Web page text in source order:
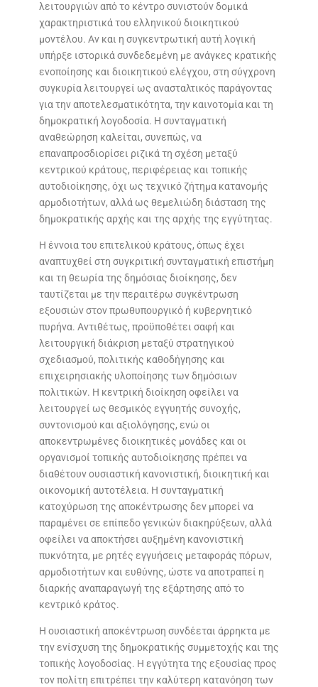
λειτουργιών από το κέντρο συνιστούν δομικά
χαρακτηριστικά του ελληνικού διοικητικού
μοντέλου. Αν και η συγκεντρωτική αυτή λογική
υπήρξε ιστορικά συνδεδεμένη με ανάγκες κρατικής
ενοποίησης και διοικητικού ελέγχου, στη σύγχρονη
συγκυρία λειτουργεί ως ανασταλτικός παράγοντας
για την αποτελεσματικότητα, την καινοτομία και τη
δημοκρατική λογοδοσία. Η συνταγματική
αναθεώρηση καλείται, συνεπώς, να
επαναπροσδιορίσει ριζικά τη σχέση μεταξύ
κεντρικού κράτους, περιφέρειας και τοπικής
αυτοδιοίκησης, όχι ως τεχνικό ζήτημα κατανομής
αρμοδιοτήτων, αλλά ως θεμελιώδη διάσταση της
δημοκρατικής αρχής και της αρχής της εγγύτητας.
Η έννοια του επιτελικού κράτους, όπως έχει
αναπτυχθεί στη συγκριτική συνταγματική επιστήμη
και τη θεωρία της δημόσιας διοίκησης, δεν
ταυτίζεται με την περαιτέρω συγκέντρωση
εξουσιών στον πρωθυπουργικό ή κυβερνητικό
πυρήνα. Αντιθέτως, προϋποθέτει σαφή και
λειτουργική διάκριση μεταξύ στρατηγικού
σχεδιασμού, πολιτικής καθοδήγησης και
επιχειρησιακής υλοποίησης των δημόσιων
πολιτικών. Η κεντρική διοίκηση οφείλει να
λειτουργεί ως θεσμικός εγγυητής συνοχής,
συντονισμού και αξιολόγησης, ενώ οι
αποκεντρωμένες διοικητικές μονάδες και οι
οργανισμοί τοπικής αυτοδιοίκησης πρέπει να
διαθέτουν ουσιαστική κανονιστική, διοικητική και
οικονομική αυτοτέλεια. Η συνταγματική
κατοχύρωση της αποκέντρωσης δεν μπορεί να
παραμένει σε επίπεδο γενικών διακηρύξεων, αλλά
οφείλει να αποκτήσει αυξημένη κανονιστική
πυκνότητα, με ρητές εγγυήσεις μεταφοράς πόρων,
αρμοδιοτήτων και ευθύνης, ώστε να αποτραπεί η
διαρκής αναπαραγωγή της εξάρτησης από το
κεντρικό κράτος.
Η ουσιαστική αποκέντρωση συνδέεται άρρηκτα με
την ενίσχυση της δημοκρατικής συμμετοχής και της
τοπικής λογοδοσίας. Η εγγύτητα της εξουσίας προς
τον πολίτη επιτρέπει την καλύτερη κατανόηση των